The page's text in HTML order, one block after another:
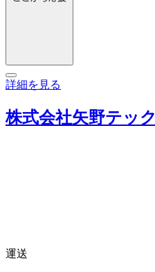
詳細を見る
株式会社矢野テック
運送